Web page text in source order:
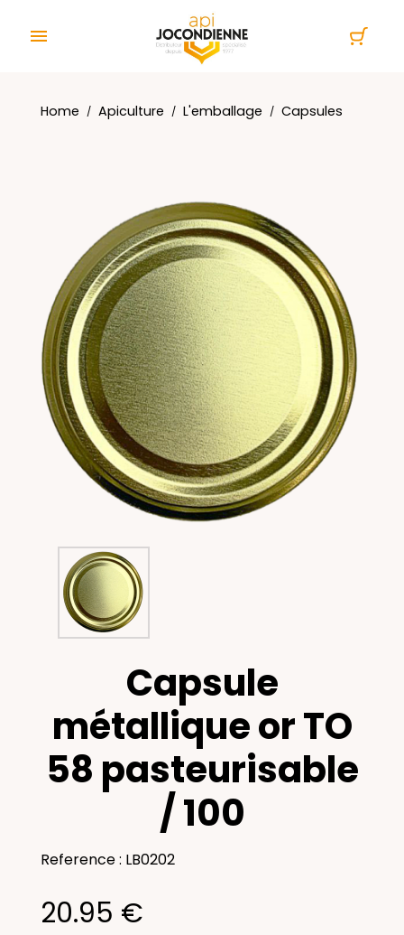

Home Apiculture L'emballage Capsules
Capsule
métallique or TO
58 pasteurisable
/ 100
Reference : LB0202
20.95 €